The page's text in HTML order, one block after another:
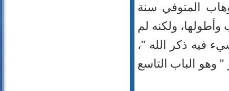
المتوفي سنة
وأطولها، ولكنه لم
فيه ذكر الله "،
الباب التاسع